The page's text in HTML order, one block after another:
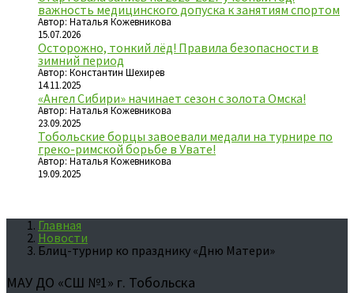
важность медицинского допуска к занятиям спортом
Автор: Наталья Кожевникова
15.07.2026
Осторожно, тонкий лёд! Правила безопасности в
зимний период
Автор: Константин Шехирев
14.11.2025
«Ангел Сибири» начинает сезон с золота Омска!
Автор: Наталья Кожевникова
23.09.2025
Тобольские борцы завоевали медали на турнире по
греко-римской борьбе в Увате!
Автор: Наталья Кожевникова
19.09.2025
Главная
Новости
Блиц-турнир ко празднику «Дню Матери»
МАУ ДО «СШ №1» г. Тобольска